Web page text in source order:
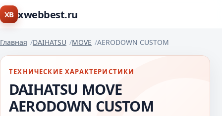
XB xwebbest.ru
Главная DAIHATSU MOVE AERODOWN CUSTOM
ТЕХНИЧЕСКИЕ ХАРАКТЕРИСТИКИ
DAIHATSU MOVE
AERODOWN CUSTOM